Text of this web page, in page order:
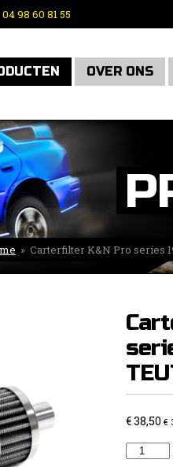
04 98 60 81 55
OVER ONS
» Carterfilter K&N Pro series
€38,50 €